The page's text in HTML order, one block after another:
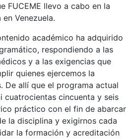
FUCEME llevo a cabo en la
Venezuela.
académico ha adquirido
respondiendo a las
y a las exigencias que
quienes ejercemos la
De allí que el programa actual
cuatrocientas cincuenta y seis
práctico con el fin de abarcar
la disciplina y exigirnos cada
la formación y acreditación